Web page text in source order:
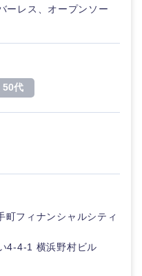
経営企画・事業企
業投資
ライフサイエンス
岩手県
山形県
ださい
第二新卒
ーレス、オープンソー
50代
フィナンシャルシティ
4-4-1 横浜野村ビル